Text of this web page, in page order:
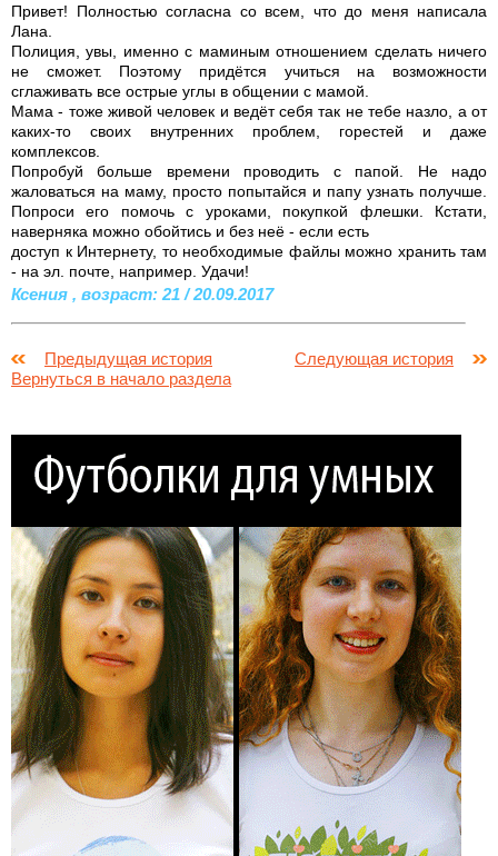
Привет! Полностью согласна со всем, что до меня написала
Лана.
Полиция, увы, именно с маминым отношением сделать ничего
не сможет. Поэтому придётся учиться на возможности
сглаживать все острые углы в общении с мамой.
Мама - тоже живой человек и ведёт себя так не тебе назло, а от
каких-то своих внутренних проблем, горестей и даже
комплексов.
Попробуй больше времени проводить с папой. Не надо
жаловаться на маму, просто попытайся и папу узнать получше.
Попроси его помочь с уроками, покупкой флешки. Кстати,
наверняка можно обойтись и без неё - если есть
доступ к Интернету, то необходимые файлы можно хранить там
- на эл. почте, например. Удачи!
Ксения , возраст: 21 / 20.09.2017
Предыдущая история
Следующая история
Вернуться в начало раздела